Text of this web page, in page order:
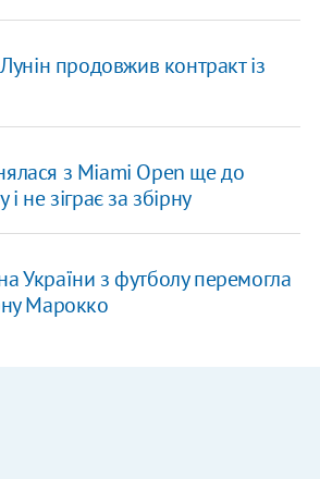
продовжив контракт із
з Miami Open ще до
не зіграє за збірну
України з футболу перемогла
Марокко